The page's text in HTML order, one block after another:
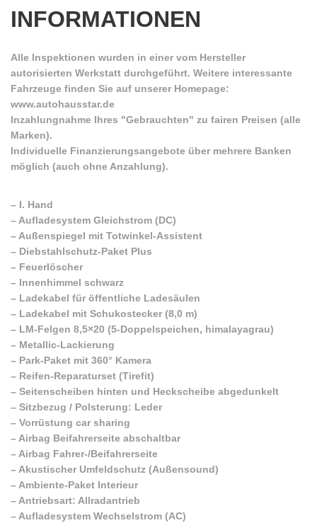
INFORMATIONEN
Alle Inspektionen wurden in einer vom Hersteller
autorisierten Werkstatt durchgeführt. Weitere interessante
Fahrzeuge finden Sie auf unserer Homepage:
www.autohausstar.de
Inzahlungnahme Ihres "Gebrauchten" zu fairen Preisen (alle
Marken).
Individuelle Finanzierungsangebote über mehrere Banken
möglich (auch ohne Anzahlung).
– I. Hand
–Aufladesystem Gleichstrom (DC)
–Außenspiegel mit Totwinkel-Assistent
– Diebstahlschutz-Paket Plus
– Feuerlöscher
– Innenhimmel schwarz
– Ladekabel für öffentliche Ladesäulen
– Ladekabel mit Schukostecker (8,0 m)
– LM-Felgen 8,5×20 (5-Doppelspeichen, himalayagrau)
– Metallic-Lackierung
– Park-Paket mit 360° Kamera
– Reifen-Reparaturset (Tirefit)
– Seitenscheiben hinten und Heckscheibe abgedunkelt
– Sitzbezug / Polsterung: Leder
– Vorrüstung car sharing
–Airbag Beifahrerseite abschaltbar
–Airbag Fahrer-/Beifahrerseite
–Akustischer Umfeldschutz (Außensound)
–Ambiente-Paket Interieur
–Antriebsart: Allradantrieb
–Aufladesystem Wechselstrom (AC)